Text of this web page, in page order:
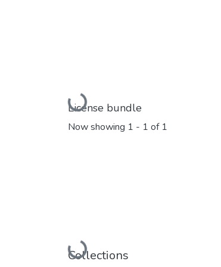
Loading...
License bundle
Now showing 1 - 1 of 1
Loading...
Collections